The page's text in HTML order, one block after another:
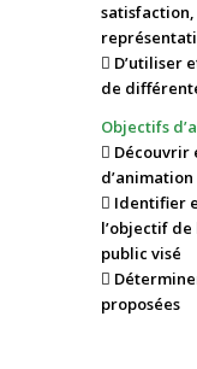
 D’utiliser
de
Objectifs
 Découvrir
 Identifier
l’objectif
public visé

proposées